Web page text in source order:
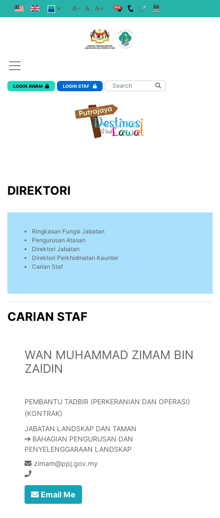
A- A A+
LOGIN AWAM LOGIN STAF
DIREKTORI
Ringkasan Fungsi Jabatan
Pengurusan Atasan
Direktori Jabatan
Direktori Perkhidmatan Kaunter
Carian Staf
CARIAN STAF
WAN MUHAMMAD ZIMAM BIN
ZAIDIN
PEMBANTU TADBIR (PERKERANIAN DAN OPERASI)
(KONTRAK)
JABATAN LANDSKAP DAN TAMAN
BAHAGIAN PENGURUSAN DAN
PENYELENGGARAAN LANDSKAP
zimam@ppj.gov.my
Email Me